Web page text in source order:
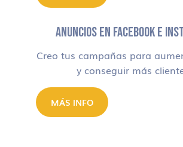
ANUNCIOS EN FACEBOOK E
Creo tus campañas para
y conseguir más
MÁS INFO